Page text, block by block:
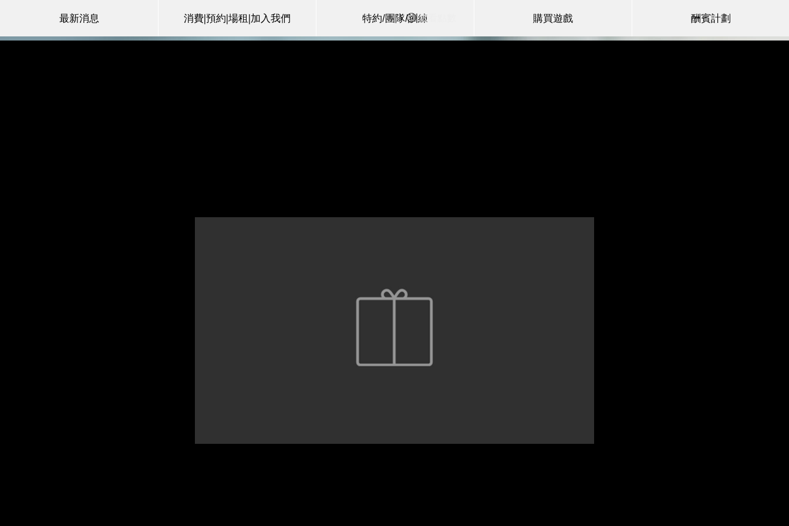
最新消息 消費|預約|場租|加入我們 特約/團隊/訓練 購買遊戲 酬賓計劃
查看點數